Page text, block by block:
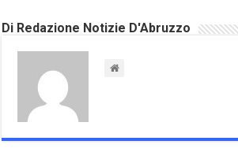
Di Redazione Notizie D'Abruzzo